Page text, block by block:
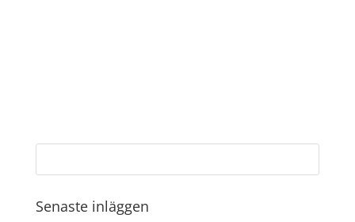
Senaste inläggen